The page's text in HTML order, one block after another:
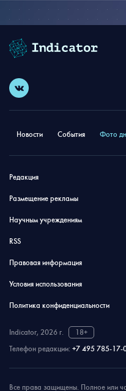
Новости События Фото
Редакция
Размещение рекламы
Научным учреждениям
RSS
Правовая информация
Условия использования
Политика конфиденциальности
Indicator, 2026 г.
18+
Телефон редакции: +7 495 785-17-
Все права защищены. Полное или